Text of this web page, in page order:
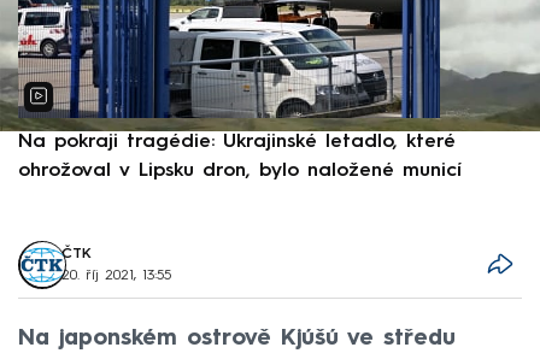
Na pokraji tragédie: Ukrajinské letadlo, které
ohrožoval v Lipsku dron, bylo naložené municí
ČTK
20. říj 2021, 13:55
Na japonském ostrově Kjúšú ve středu